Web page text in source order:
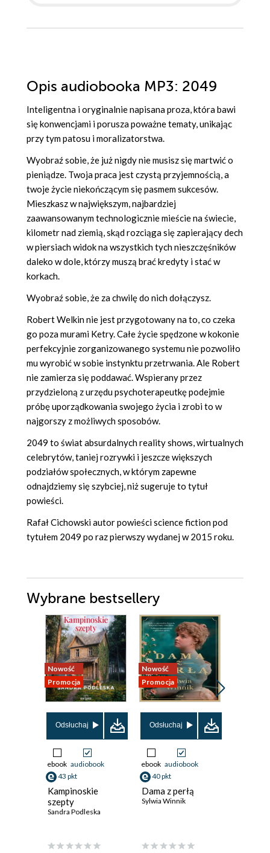
Opis audiobooka MP3: 2049
Inteligentna i oryginalnie napisana proza, która bawi
się konwencjami i porusza poważne tematy, unikając
przy tym patosu i moralizatorstwa.
Wyobraź sobie, że już nigdy nie musisz się martwić o
pieniądze. Twoja praca jest czystą przyjemnością, a
twoje życie niekończącym się pasmem sukcesów.
Mieszkasz w największym, najbardziej
zaawansowanym technologicznie mieście na świecie,
kilometr nad ziemią, skąd rozciąga się zapierający dech
w piersiach widok na wszystkich tych nieszczęśników
daleko w dole, którzy muszą brać kredyty i stać w
korkach.
Wyobraź sobie, że za chwilę do nich dołączysz.
Robert Welkin nie jest przygotowany na to, co czeka
go poza murami Ketry. Całe życie spędzone w kokonie
perfekcyjnie zorganizowanego systemu nie pozwoliło
mu wyrobić w sobie instynktu przetrwania. Ale Robert
nie zamierza się poddawać. Wspierany przez
przydzieloną z urzędu psychoterapeutkę podejmie
próbę uporządkowania swojego życia i zrobi to w
najgorszy z możliwych sposobów.
2049 to świat absurdalnych reality shows, wirtualnych
celebrytów, taniej rozrywki i jeszcze większych
podziałów społecznych, w którym zapewne
odnajdziemy się szybciej, niż sugeruje to tytuł
powieści.
Rafał Cichowski autor powieści science fiction pod
tytułem 2049 po raz pierwszy wydanej w 2015 roku.
Wybrane bestsellery
Nowość
Promocja
Odsłuchaj
ebook audiobook
43 pkt
Kampinoskie
szepty
Sandra Podleska
Nowość
Promocja
Odsłuchaj
ebook audiobook
40 pkt
Dama z perłą
Sylwia Winnik